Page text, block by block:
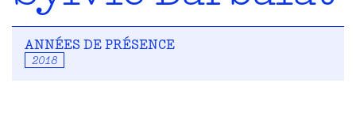
ANNÉES DE PRÉSENCE
2018